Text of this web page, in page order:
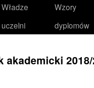
Władze
uczelni
Wzory
dyplomów
akademicki